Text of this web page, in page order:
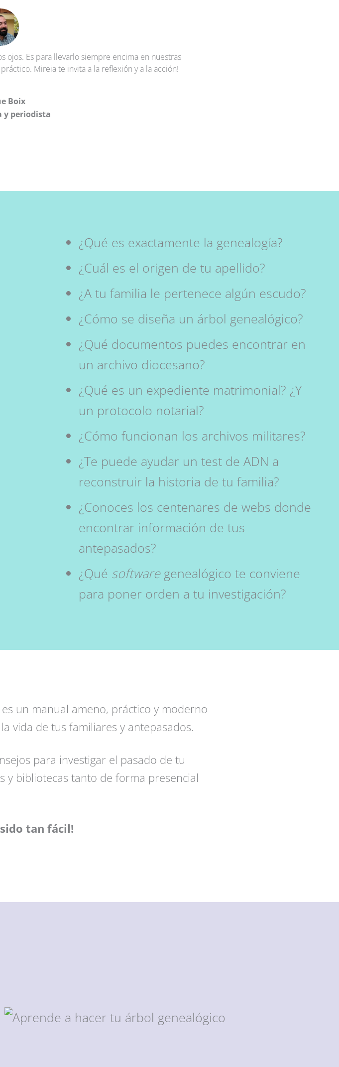
Es para llevarlo siempre encima en nuestras
Mireia te invita a la reflexión y a la acción!
Boix
y periodista
¿Qué es exactamente la genealogía?
¿Cuál es el origen de tu apellido?
¿A tu familia le pertenece algún escudo?
¿Cómo se diseña un árbol genealógico?
¿Qué documentos puedes encontrar en
un archivo diocesano?
¿Qué es un expediente matrimonial? ¿Y
un protocolo notarial?
¿Cómo funcionan los archivos militares?
¿Te puede ayudar un test de ADN a
reconstruir la historia de tu familia?
¿Conoces los centenares de webs donde
encontrar información de tus
antepasados?
¿Qué softwaregenealógico te conviene
para poner orden a tu investigación?
es un manual ameno, práctico y moderno
vida de tus familiares y antepasados.
para investigar el pasado de tu
y bibliotecas tanto de forma presencial
tan fácil!